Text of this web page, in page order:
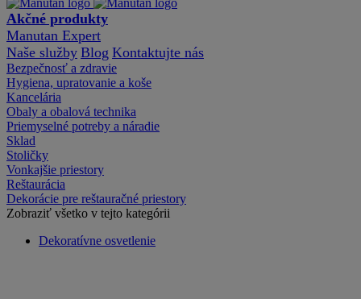
Akčné produkty
Manutan Expert
Naše služby Blog Kontaktujte nás
Bezpečnosť a zdravie
Hygiena, upratovanie a koše
Kancelária
Obaly a obalová technika
Priemyselné potreby a náradie
Sklad
Stoličky
Vonkajšie priestory
Reštaurácia
Dekorácie pre reštauračné priestory
Zobraziť všetko v tejto kategórii
Dekoratívne osvetlenie